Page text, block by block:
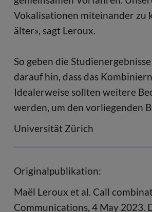
Vokalisationen miteinander zu
älter», sagt Leroux.
So geben die
darauf hin, dass das
Idealerweise sollten weitere
werden, um den vorliegenden
Universität Zürich
Originalpublikation:
Maël Leroux et al. Call
Communications, 4 May